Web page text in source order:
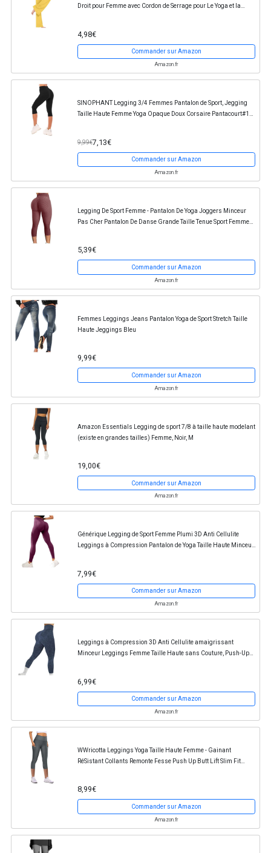
Droit pour Femme avec Cordon de Serrage pour Le Yoga et la
4,98€
Commander sur Amazon
Amazon.fr
SINOPHANT Legging 3/4 Femmes Pantalon de Sport, Jegging
Taille Haute Femme Yoga Opaque Doux Corsaire Pantacourt#1
9,99€7,13€
Commander sur Amazon
Amazon.fr
Legging De Sport Femme - Pantalon De Yoga Joggers Minceur
Pas Cher Pantalon De Danse Grande Taille Tenue Sport Femme
5,39€
Commander sur Amazon
Amazon.fr
Femmes Leggings Jeans Pantalon Yoga de Sport Stretch Taille
Haute Jeggings Bleu
9,99€
Commander sur Amazon
Amazon.fr
Amazon Essentials Legging de sport 7/8 à taille haute modelant
(existe en grandes tailles) Femme, Noir, M
19,00€
Commander sur Amazon
Amazon.fr
Générique Legging de Sport Femme Plumi 3D Anti Cellulite
Leggings à Compression Pantalon de Yoga Taille Haute Minceur
7,99€
Commander sur Amazon
Amazon.fr
Leggings à Compression 3D Anti Cellulite amaigrissant
Minceur Leggings Femme Taille Haute sans Couture, Push-Up
6,99€
Commander sur Amazon
Amazon.fr
WWricotta Leggings Yoga Taille Haute Femme - Gainant
RéSistant Collants Remonte Fesse Push Up Butt Lift Slim Fit
8,99€
Commander sur Amazon
Amazon.fr